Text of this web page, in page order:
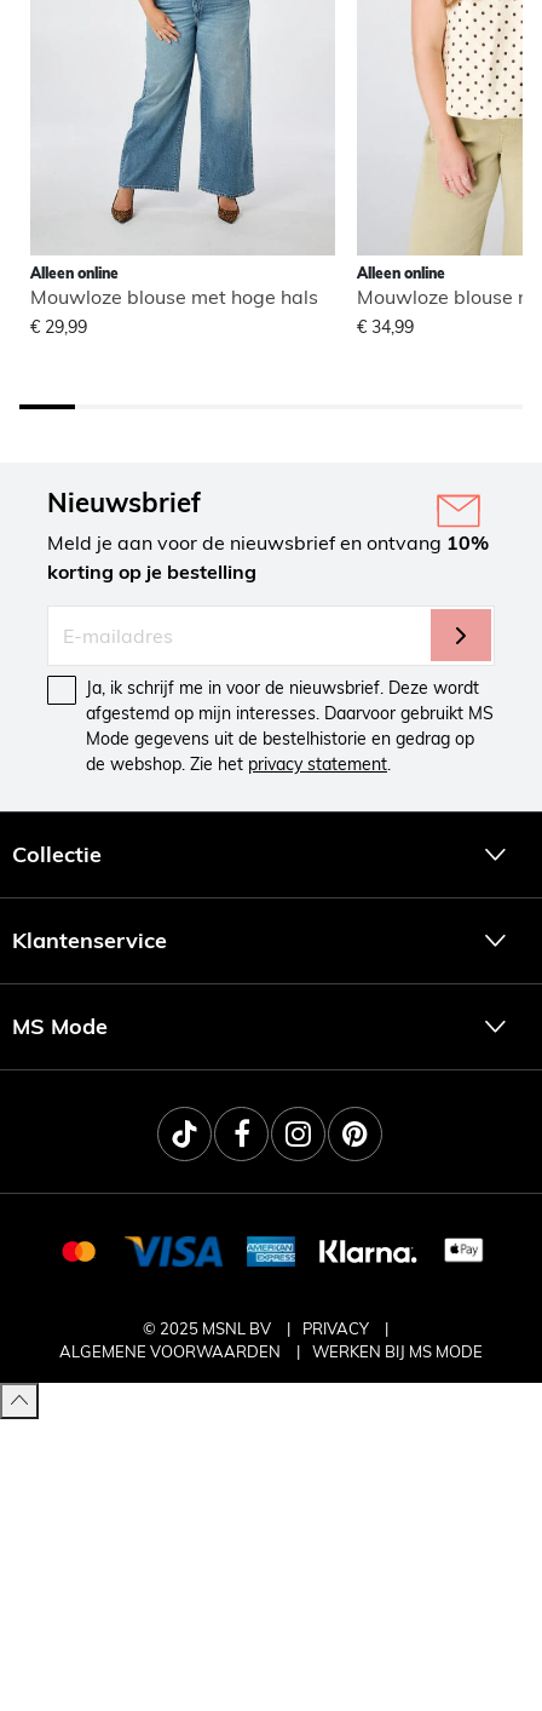
Alleen online
Mouwloze blouse met hoge hals
€ 29,99
Alleen online
Mouwloze blouse
€ 34,99
Nieuwsbrief
Meld je aan voor de nieuwsbrief en ontvang 10%
korting op je bestelling
Ja, ik schrijf me in voor de nieuwsbrief. Deze wordt
afgestemd op mijn interesses. Daarvoor gebruikt MS
Mode gegevens uit de bestelhistorie en gedrag op
de webshop. Zie het privacy statement
Collectie
Klantenservice
MS Mode
© 2025 MSNL BV
PRIVACY
ALGEMENE VOORWAARDEN
WERKEN BIJ MS MODE